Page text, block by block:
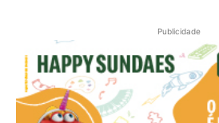
Publicidade